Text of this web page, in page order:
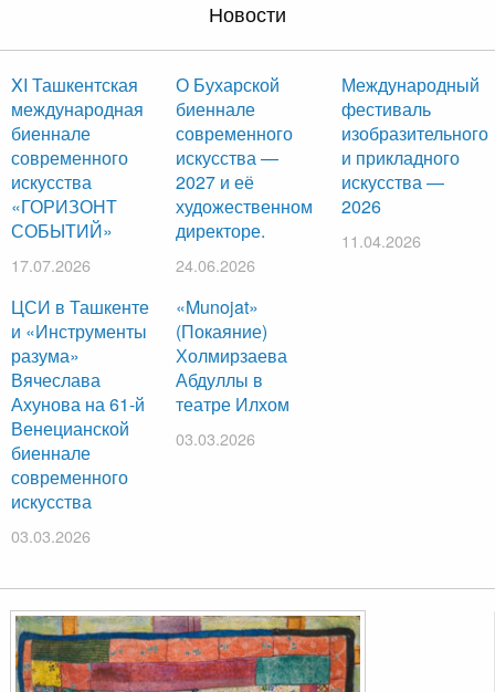
Новости
XI Ташкентская
международная
биеннале
современного
искусства
«ГОРИЗОНТ
СОБЫТИЙ»
17.07.2026
О Бухарской
биеннале
современного
искусства —
2027 и её
художественном
директоре.
24.06.2026
Международный
фестиваль
изобразительного
и прикладного
искусства —
2026
11.04.2026
ЦСИ в Ташкенте
и «Инструменты
разума»
Вячеслава
Ахунова на 61-й
Венецианской
биеннале
современного
искусства
03.03.2026
«Munojat»
(Покаяние)
Холмирзаева
Абдуллы в
театре Илхом
03.03.2026